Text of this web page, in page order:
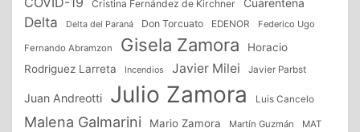
Cristina Fernández de Kirchner Cuarentena
Delta Delta del Paraná Don Torcuato EDENOR Federico Ugo
Fernando Abramzon Gisela Zamora
Horacio
Rodriguez Larreta
Incendios Javier Milei Javier Parbst
Juan Andreotti Julio Zamora Luis Cancelo
Malena Galmarini Mario Zamora Martín Guzmán
MAT